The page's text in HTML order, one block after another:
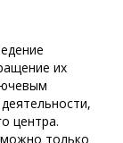
их
центра.
только